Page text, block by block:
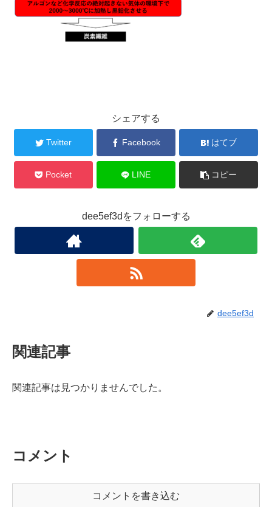
シェアする
Twitter Facebook はてブ
Pocket LINE コピー
dee5ef3dをフォローする
dee5ef3d
関連記事
関連記事は見つかりませんでした。
コメント
コメントを書き込む